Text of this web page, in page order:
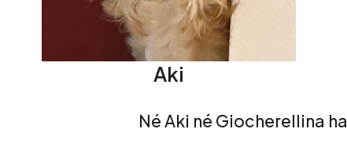
Aki
Né Aki né Giocherellina